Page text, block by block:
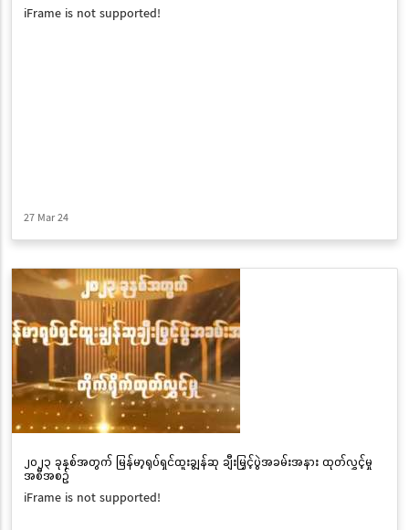
iFrame is not supported!
27 Mar 24
၂၀၂၃ ခုနှစ်အတွက် မြန်မာ့ရုပ်ရှင်ထူးချွန်ဆု ချီးမြှင့်ပွဲအခမ်းအနား ထုတ်လွှင့်မှု
အစီအစဉ်
iFrame is not supported!